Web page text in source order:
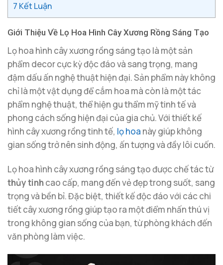
7 Kết Luận
Giới Thiệu Về Lọ Hoa Hình Cây Xương Rồng Sáng Tạo
Lọ hoa hình cây xương rồng sáng tạo là một sản
phẩm decor cực kỳ độc đáo và sang trọng, mang
đậm dấu ấn nghệ thuật hiện đại. Sản phẩm này không
chỉ là một vật dụng để cắm hoa mà còn là một tác
phẩm nghệ thuật, thể hiện gu thẩm mỹ tinh tế và
phong cách sống hiện đại của gia chủ. Với thiết kế
hình cây xương rồng tinh tế, lọ hoa này giúp không
gian sống trở nên sinh động, ấn tượng và đầy lôi cuốn.
Lọ hoa hình cây xương rồng sáng tạo được chế tác từ
thủy tinhcao cấp, mang đến vẻ đẹp trong suốt, sang
trọng và bền bỉ. Đặc biệt, thiết kế độc đáo với các chi
tiết cây xương rồng giúp tạo ra một điểm nhấn thú vị
trong không gian sống của bạn, từ phòng khách đến
văn phòng làm việc.